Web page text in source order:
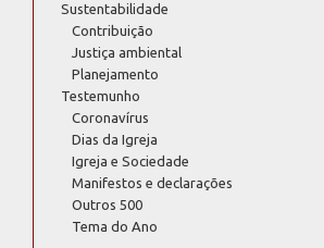
Sustentabilidade
Contribuição
Justiça ambiental
Planejamento
Testemunho
Coronavírus
Dias da Igreja
Igreja e Sociedade
Manifestos e declarações
Outros 500
Tema do Ano